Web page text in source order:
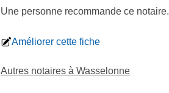
Une personne recommande ce notaire.
Améliorer cette fiche
Autres notaires à Wasselonne